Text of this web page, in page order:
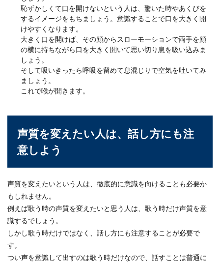
恥ずかしくて口を開けないという人は、驚いた時やあくびを
するイメージをもちましょう。意識することで口を大きく開
けやすくなります。
大きく口を開けば、その顔からスローモーションで両手を顔
の横に持ちながら口を大きく開いて思い切り息を吸い込みま
しょう。
そして吸いきったら呼吸を留めて息混じりで空気を吐いてみ
ましょう。
これで喉が開きます。
声質を変えたい人は、話し方にも注
意しよう
声質を変えたいという人は、徹底的に意識を向けることも必要か
もしれません。
例えば歌う時の声質を変えたいと思う人は、歌う時だけ声質を意
識するでしょう。
しかし歌う時だけではなく、話し方にも注意することが必要で
す。
つい声を意識して出すのは歌う時だけなので、話すことは普通に